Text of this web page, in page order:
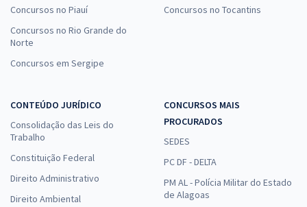
Concursos no Piauí
Concursos no Rio Grande do
Norte
Concursos em Sergipe
Concursos no Tocantins
CONTEÚDO JURÍDICO
Consolidação das Leis do
Trabalho
Constituição Federal
Direito Administrativo
Direito Ambiental
CONCURSOS MAIS
PROCURADOS
SEDES
PC DF - DELTA
PM AL - Polícia Militar do Estado
de Alagoas